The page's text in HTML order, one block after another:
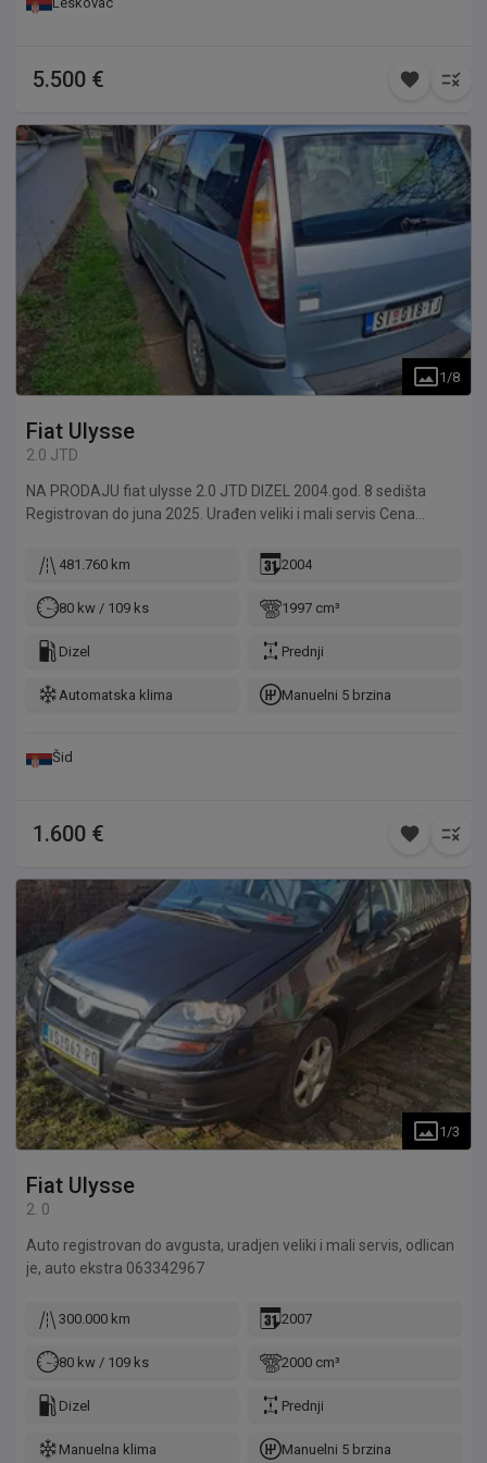
5.500 €
1 /8
Fiat Ulysse
2.0 JTD
NA PRODAJU fiat ulysse 2.0 JTD DIZEL 2004.god. 8 sedišta
Registrovan do juna 2025. Urađen veliki i mali servis Cena
481.760 km 2004
80 kw / 109 ks 1997 cm³
Dizel Prednji
Automatska klima Manuelni 5 brzina
Šid
1.600 €
1 /3
Fiat Ulysse
2. 0
Auto registrovan do avgusta, uradjen veliki i mali servis, odlican
je, auto ekstra 063342967
300.000 km 2007
80 kw / 109 ks 2000 cm³
Dizel Prednji
Manuelna klima Manuelni 5 brzina